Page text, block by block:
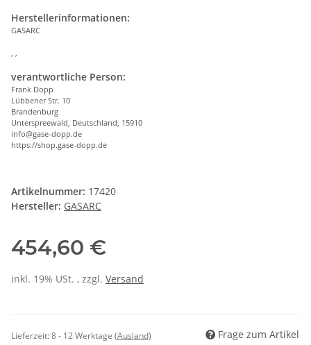
Herstellerinformationen:
GASARC
verantwortliche Person:
Frank Dopp
Lübbener Str. 10
Brandenburg
Unterspreewald, Deutschland, 15910
info@gase-dopp.de
https://shop.gase-dopp.de
Artikelnummer: 17420
Hersteller: GASARC
454,60 €
inkl. 19% USt. , zzgl. Versand
Lieferzeit:8 - 12 Werktage (Ausland) Frage zum Artikel